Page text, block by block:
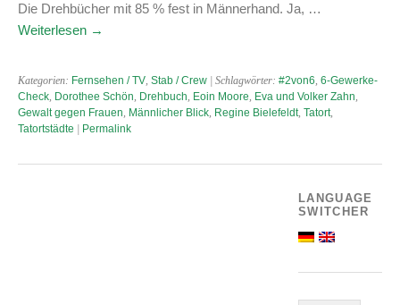
Die Drehbücher mit 85 % fest in Männerhand. Ja, …
Weiterlesen →
Kategorien: Fernsehen / TV, Stab / Crew | Schlagwörter: #2von6, 6-Gewerke-
Check, Dorothee Schön, Drehbuch, Eoin Moore, Eva und Volker Zahn,
Gewalt gegen Frauen, Männlicher Blick, Regine Bielefeldt, Tatort,
Tatortstädte
Permalink
LANGUAGE
SWITCHER